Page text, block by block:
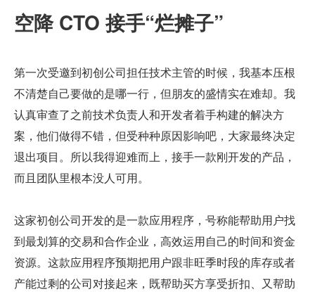
空降 CTO 接手“烂摊子”
第一次受邀到初创公司担任技术主管的时候，我基本压根
不清楚自己要做的是哪一行，但朋友的盛情实在难却。我
认真审查了之前技术负责人和开发者着手构建的解决方
案，他们做得不错，但受种种原因影响吧，大家最终决定
退出项目。所以我得迎难而上，接手一款刚开发的产品，
而且团队里根本没人可用。
这家初创公司开发的是一款应用程序，号称能帮助用户找
到最划算的交易和合作企业，高效运用自己的时间和资金
资源。这款应用程序预期把用户跟非旺季时段的库存或者
产能过剩的公司对接起来，既帮助买方享受折扣、又帮助